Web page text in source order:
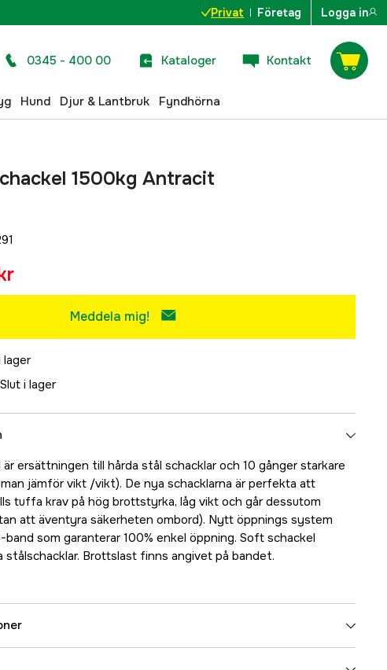
Privat Företag Logga in
0345 - 400 00 Kataloger Kontakt
Hund Djur & Lantbruk Fyndhörna
1500kg Antracit
Meddela mig!
lager
Slut i lager
ersättningen till hårda stål schacklar och 10 gånger starkare
jämför vikt /vikt). De nya schacklarna är perfekta att
tuffa krav på hög brottstyrka, låg vikt och går dessutom
att äventyra säkerheten ombord). Nytt öppnings system
som garanterar 100% enkel öppning. Soft schackel
Brottslast finns angivet på bandet.